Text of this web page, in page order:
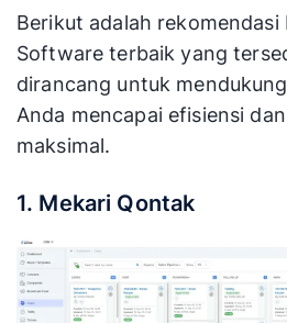
Berikut adalah rekomendasi
Software terbaik yang
dirancang untuk
Anda mencapai efisiensi
maksimal.
1. Mekari Qontak